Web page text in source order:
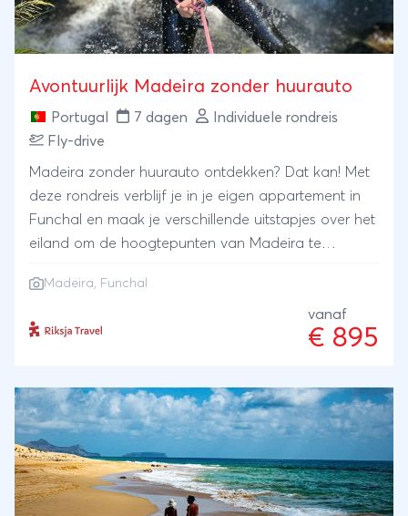
Avontuurlijk Madeira zonder huurauto
Portugal 7 dagen
Individuele rondreis
Fly-drive
Madeira zonder huurauto ontdekken? Dat kan! Met
deze rondreis verblijf je in je eigen appartement in
Funchal en maak je verschillende uitstapjes over het
eiland om de hoogtepunten van Madeira te
eiland, leer de keuken al fietsend kennen en klim en
Madeira, Funchal
vanaf
€ 895